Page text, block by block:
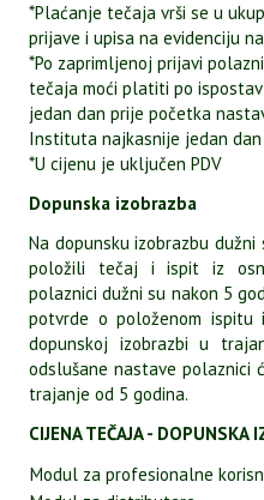
*Plaćanje tečaja vrši se u
prijave i upisa na evidenciju
*Po zaprimljenoj prijavi
tečaja moći platiti po
jedan dan prije početka
Instituta najkasnije jedan
*U cijenu je uključen PDV
Dopunska izobrazba
Na dopunsku izobrazbu
položili tečaj i ispit iz
polaznici dužni su nakon 5
potvrde o položenom ispitu
dopunskoj izobrazbi u
odslušane nastave polaznici
trajanje od 5 godina.
CIJENA TEČAJA - DOPUNSKA
Modul za profesionalne